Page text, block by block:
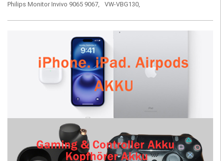
Philips Monitor Invivo 9065 9067,
VW-VBG130,